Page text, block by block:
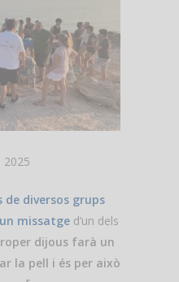
2025
de diversos grups
missatged’un dels
dijous farà un
la pell i és per això